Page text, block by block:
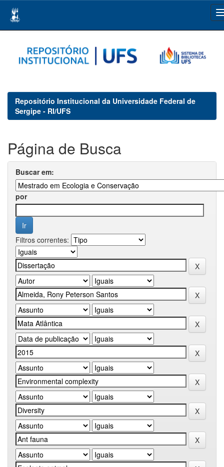
navigation
Repositório Institucional da Universidade Federal de
Sergipe - RI/UFS
Página de Busca
Buscar em:
por
Filtros correntes: